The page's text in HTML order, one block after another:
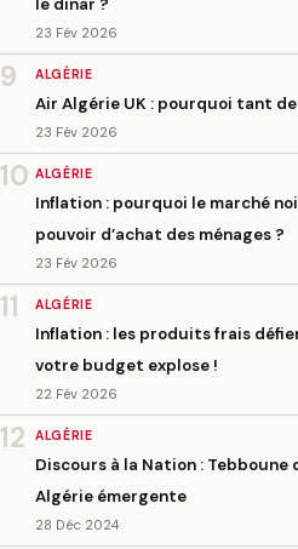
23 Fév 2026
9 ALGÉRIE
Air Algérie UK : pourquoi tant
23 Fév 2026
10 ALGÉRIE
Inflation : pourquoi le marché
pouvoir d’achat des ménages ?
23 Fév 2026
11 ALGÉRIE
Inflation : les produits frais
votre budget explose !
22 Fév 2026
12 ALGÉRIE
Discours à la Nation : Tebboune
Algérie émergente
28 Déc 2024